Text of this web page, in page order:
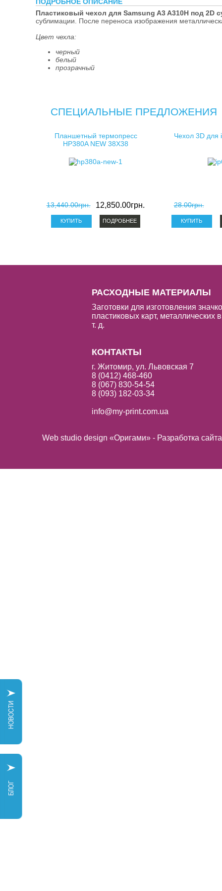
косметички
клатчи для
Пластиковый чехол для Samsung A3 A310H под 2D
сублимации. После переноса изображения
Цвет чехла:
черный
белый
прозрачный
СПЕЦИАЛЬНЫЕ ПРЕДЛОЖЕНИЯ
Планшетный термопресс
HP380A NEW 38X38
13,440.00грн. 12,850.00грн.
ПОДРОБНЕЕ
Чехол 3D для
28.00грн.
РАСХОДНЫЕ МАТЕРИАЛЫ
Заготовки для изготовления
пластиковых карт, металлических
т. д.
КОНТАКТЫ
г. Житомир, ул. Львовская 7
8 (0412) 468-460
8 (067) 830-54-54
8 (093) 182-03-34
info@my-print.com.ua
Web studio design «Оригами» - Разработка